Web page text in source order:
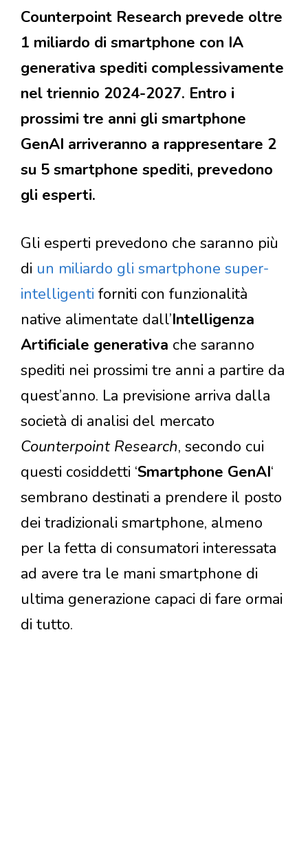
Counterpoint Research prevede oltre
1 miliardo di smartphone con IA
generativa spediti complessivamente
nel triennio 2024-2027. Entro i
prossimi tre anni gli smartphone
GenAI arriveranno a rappresentare 2
su 5 smartphone spediti, prevedono
gli esperti.
Gli esperti prevedono che saranno più
di un miliardo gli smartphone super-
intelligenti forniti con funzionalità
native alimentate dall’Intelligenza
Artificiale generativa che saranno
spediti nei prossimi tre anni a partire da
quest’anno. La previsione arriva dalla
società di analisi del mercato
Counterpoint Research, secondo cui
questi cosiddetti ‘Smartphone GenAI‘
sembrano destinati a prendere il posto
dei tradizionali smartphone, almeno
per la fetta di consumatori interessata
ad avere tra le mani smartphone di
ultima generazione capaci di fare ormai
di tutto.